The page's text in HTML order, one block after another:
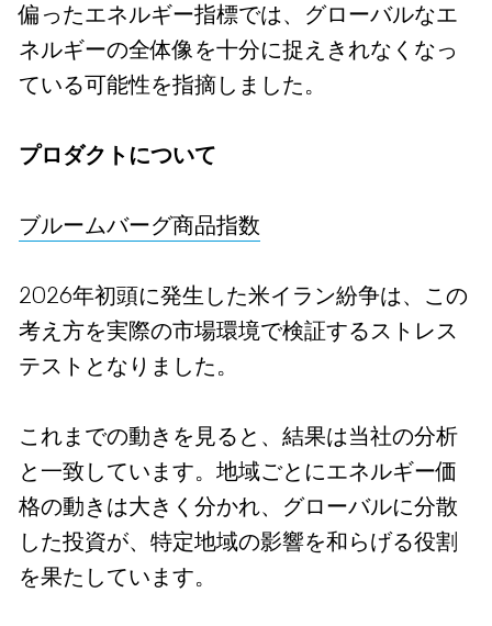
偏ったエネルギー指標では、グローバルなエ
ネルギーの全体像を十分に捉えきれなくなっ
ている可能性を指摘しました。
プロダクトについて
ブルームバーグ商品指数
2026年初頭に発生した米イラン紛争は、 この
考え方を実際の市場環境で検証するストレス
テストとなりました。
これまでの動きを見ると、結果は当社の分析
と一致しています。地域ごとにエネルギー価
格の動きは大きく分かれ、グローバルに分散
した投資が、特定地域の影響を和らげる役割
を果たしています。